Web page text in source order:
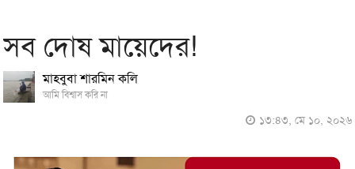
সব দোষ মায়েদের!
মাহবুবা শারমিন কলি
আমি বিশ্বাস করি না
১৩:৪৩, মে ১০, ২০২৬